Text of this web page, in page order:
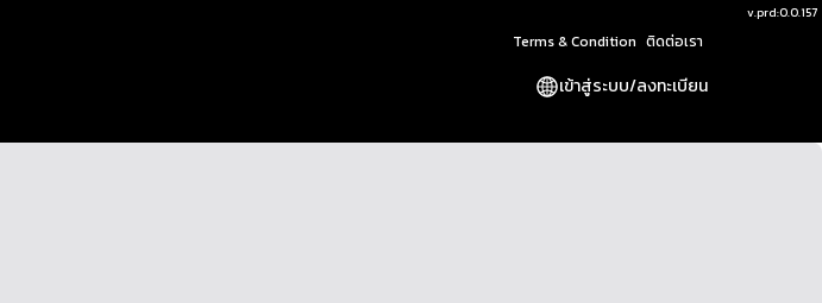
v.prd:0.0.157
Terms & Condition ติดต่อเรา
เข้าสู่ระบบ/ลงทะเบียน